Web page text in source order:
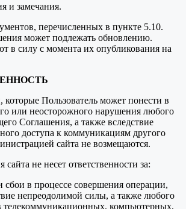
и замечания.
перечисленных в пункте 5.10.
может подлежать обновлению.
в силу с момента их опубликования на
Пользователь может понести в
или неосторожного нарушения любого
Соглашения, а также вследствие
доступа к коммуникациям другого
сайта не возмещаются.
не несет ответственности за:
сбои в процессе совершения операции,
непреодолимой силы, а также любого
телекоммуникационных, компьютерных,